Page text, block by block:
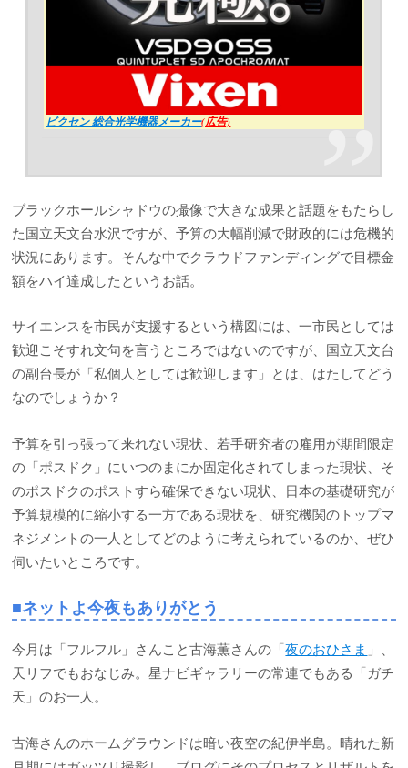
ビクセン 総合光学機器メーカー(広告)
ブラックホールシャドウの撮像で大きな成果と話題をもたらし
た国立天文台水沢ですが、予算の大幅削減で財政的には危機的
状況にあります。そんな中でクラウドファンディングで目標金
額をハイ達成したというお話。
サイエンスを市民が支援するという構図には、一市民としては
歓迎こそすれ文句を言うところではないのですが、国立天文台
の副台長が「私個人としては歓迎します」とは、はたしてどう
なのでしょうか？
予算を引っ張って来れない現状、若手研究者の雇用が期間限定
の「ポスドク」にいつのまにか固定化されてしまった現状、そ
のポスドクのポストすら確保できない現状、日本の基礎研究が
予算規模的に縮小する一方である現状を、研究機関のトップマ
ネジメントの一人としてどのように考えられているのか、ぜひ
伺いたいところです。
■ネットよ今夜もありがとう
今月は「フルフル」さんこと古海薫さんの「夜のおひさま 」、
天リフでもおなじみ。星ナビギャラリーの常連でもある「ガチ
天」のお一人。
古海さんのホームグラウンドは暗い夜空の紀伊半島。晴れた新